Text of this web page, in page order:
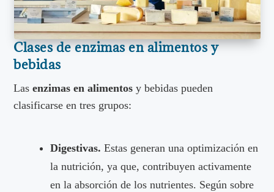
Clases de enzimas en alimentos y
bebidas
Lasenzimas en alimentosy bebidas pueden
clasificarse en tres grupos:
Digestivas. Estas generan una optimización en
la nutrición, ya que, contribuyen activamente
en la absorción de los nutrientes. Según sobre